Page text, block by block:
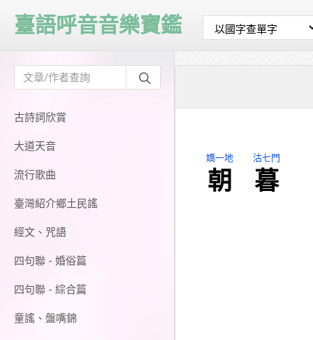
古詩詞欣賞
大道天音
流行歌曲
臺灣紹介鄉土民謠
經文、咒語
四句聯 - 婚俗篇
四句聯 - 綜合篇
童謠、盤嘴錦
臺語呼音音樂寶鑑
嬌一地
朝
沽七門
暮